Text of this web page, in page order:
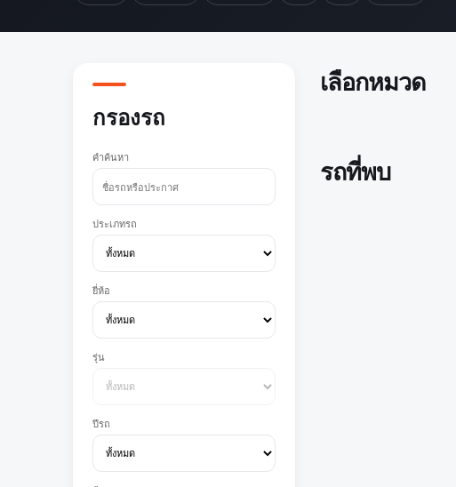
กรองรถ
คำค้นหา
ประเภทรถ
ยี่ห้อ
รุ่น
ปีรถ
เลือกหมวด
รถที่พบ